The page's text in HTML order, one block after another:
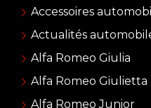
Accessoires
Actualités
Alfa Romeo Giulia
Alfa Romeo Giulietta
Alfa Romeo Junior